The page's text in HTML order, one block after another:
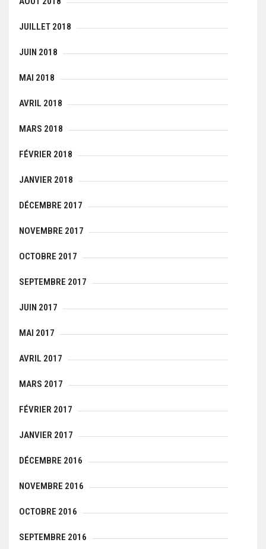
JUILLET 2018
JUIN 2018
MAI 2018
AVRIL 2018
MARS 2018
FÉVRIER 2018
JANVIER 2018
DÉCEMBRE 2017
NOVEMBRE 2017
OCTOBRE 2017
SEPTEMBRE 2017
JUIN 2017
MAI 2017
AVRIL 2017
MARS 2017
FÉVRIER 2017
JANVIER 2017
DÉCEMBRE 2016
NOVEMBRE 2016
OCTOBRE 2016
SEPTEMBRE 2016